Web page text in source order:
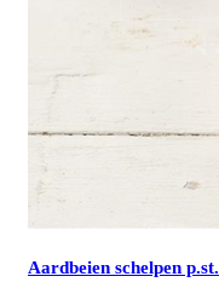
Aardbeien schelpen p.st.